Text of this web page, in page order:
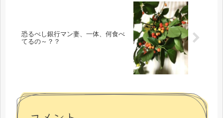
恐るべし銀行マン妻、一体、何食べ
てるの～？？